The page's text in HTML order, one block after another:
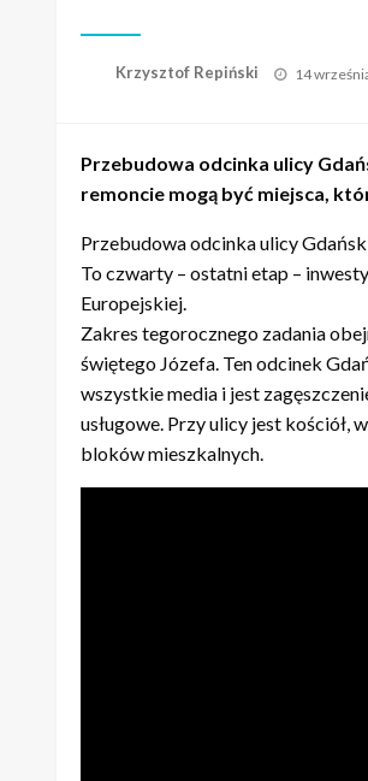
Krzysztof Repiński 14
Przebudowa odcinka ulicy
remoncie mogą być miejsca,
Przebudowa odcinka ulicy
To czwarty – ostatni etap –
Europejskiej.
Zakres tegorocznego zadania
świętego Józefa. Ten odcinek
wszystkie media i jest
usługowe. Przy ulicy jest kościół,
bloków mieszkalnych.